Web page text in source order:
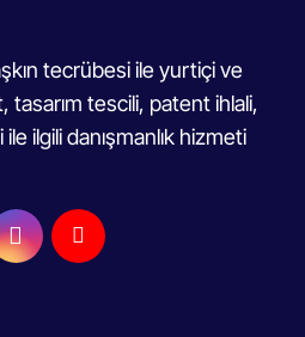
tecrübesi ile yurtiçi ve
tasarım tescili, patent ihlali,
ilgili danışmanlık hizmeti